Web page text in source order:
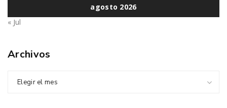
agosto 2026
« Jul
Archivos
Elegir el mes